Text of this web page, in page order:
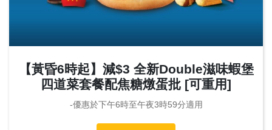
【黃昏6時起】減$3 全新Double滋味蝦堡
四道菜套餐配焦糖燉蛋批 [可重用]
-優惠於下午6時至午夜3時59分適用